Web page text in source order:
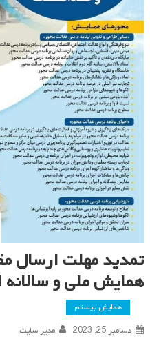
تمدید مهلت ارسال
همایش ملی و سالانه
همایش بیستم
دسامبر 25, 2023 مدیر سایت